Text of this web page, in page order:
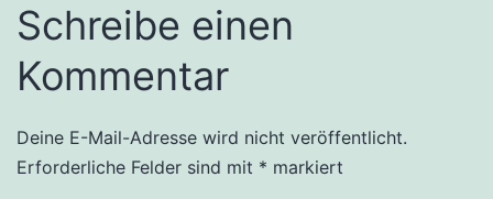
Schreibe einen
Kommentar
Deine E-Mail-Adresse wird nicht veröffentlicht.
Erforderliche Felder sind mit * markiert